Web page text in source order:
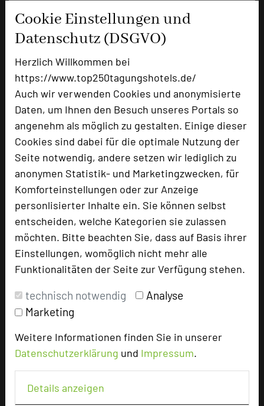
Cookie Einstellungen und
Datenschutz (DSGVO)
Herzlich Willkommen bei
https://www.top250tagungshotels.de/
Auch wir verwenden Cookies und anonymisierte
Daten, um Ihnen den Besuch unseres Portals so
angenehm als möglich zu gestalten. Einige dieser
Cookies sind dabei für die optimale Nutzung der
Seite notwendig, andere setzen wir lediglich zu
anonymen Statistik- und Marketingzwecken, für
Komforteinstellungen oder zur Anzeige
personlisierter Inhalte ein. Sie können selbst
entscheiden, welche Kategorien sie zulassen
möchten. Bitte beachten Sie, dass auf Basis ihrer
Einstellungen, womöglich nicht mehr alle
Funktionalitäten der Seite zur Verfügung stehen.
technisch notwendig
Analyse
Marketing
Weitere Informationen finden Sie in unserer
Datenschutzerklärung und Impressum.
Details anzeigen
Business- und Tagungshotel Alte Posthalterei
Augsburger Straße 2
86441 Zusmarshausen
+49 8291 858220
Email
Homepage
zur Tagungsanfrage hinzufügen
Bewertung
Tagungsplaner